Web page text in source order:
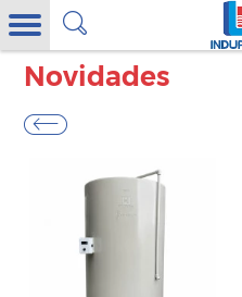
Novidades